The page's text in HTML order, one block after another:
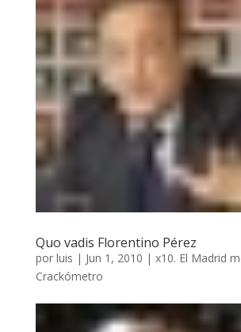
Quo vadis Florentino Pérez
por luis | Jun 1, 2010 | x10. El Madrid
Crackómetro